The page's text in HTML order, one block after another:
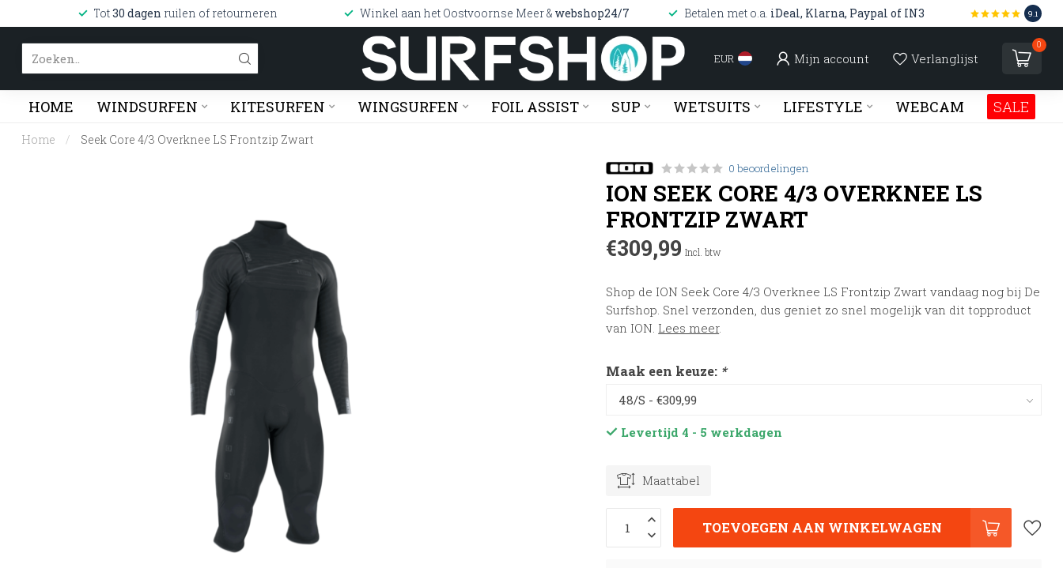
Tot30 dagen ruilen of retourneren Winkel aan het Oostvoornse Meer & webshop24/7 Betalen met o.a. iDeal, Klarna, Paypal of IN3 9.1
EUR Mijn account Verlanglijst
0
HOME WINDSURFEN KITESURFEN WINGSURFEN FOIL ASSIST SUP WETSUITS LIFESTYLE WEBCAM SALE
Home / Seek Core 4/3 Overknee LS Frontzip Zwart
0 beoordelingen
ION SEEK CORE 4/3 OVERKNEE LS
FRONTZIP ZWART
€309,99 Incl. btw
Shop de ION Seek Core 4/3 Overknee LS Frontzip Zwart vandaag nog bij De
Surfshop. Snel verzonden, dus geniet zo snel mogelijk van dit topproduct
van ION. Lees meer.
Maak een keuze: *
Levertijd 4 - 5 werkdagen
Maattabel
TOEVOEGEN AAN WINKELWAGEN